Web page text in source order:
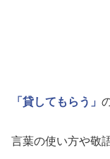
「貸してもらう」
言葉の使い方や敬